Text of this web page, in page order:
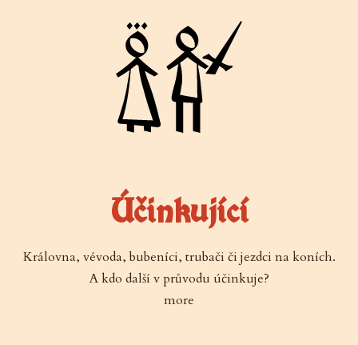
Účinkující
Královna, vévoda, bubeníci, trubači či jezdci na koních.
A kdo další v průvodu účinkuje?
more